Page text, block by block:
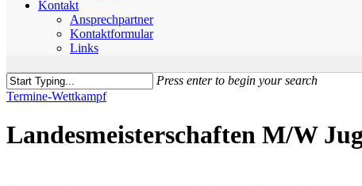
Kontakt
Ansprechpartner
Kontaktformular
Links
Press enter to begin your search
Close
Termine-Wettkampf
Landesmeisterschaften M/W